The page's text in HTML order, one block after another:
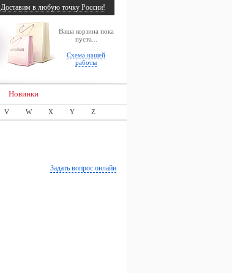
Ваша корзина пока
пуста...
Схема нашей
работы
Доставим в любую точку России!
Новинки
V W X Y Z
Задать вопрос онлайн